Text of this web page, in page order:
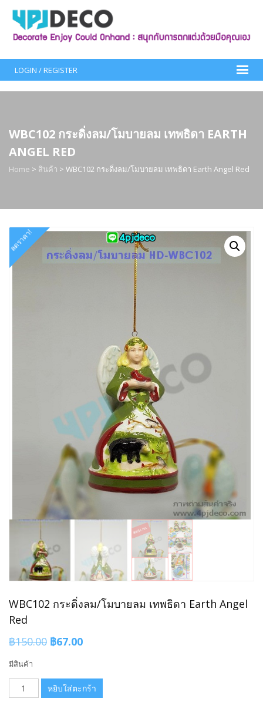
content
LOGIN / REGISTER
WBC102 กระดิ่งลม/โมบายลม เทพธิดา EARTH
ANGEL RED
Home > สินค้า > WBC102 กระดิ่งลม/โมบายลม เทพธิดา Earth Angel Red
ลดราคา!
WBC102 กระดิ่งลม/โมบายลม เทพธิดา Earth Angel
Red
฿150.00 Original
฿150.00.
฿67.00Current
฿67.00.
มีสินค้า
จำนวน
WBC102
หยิบใส่ตะกร้า